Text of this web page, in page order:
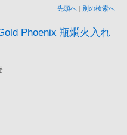
先頭へ | 別の検索へ
Phoenix 瓶燗火入れ